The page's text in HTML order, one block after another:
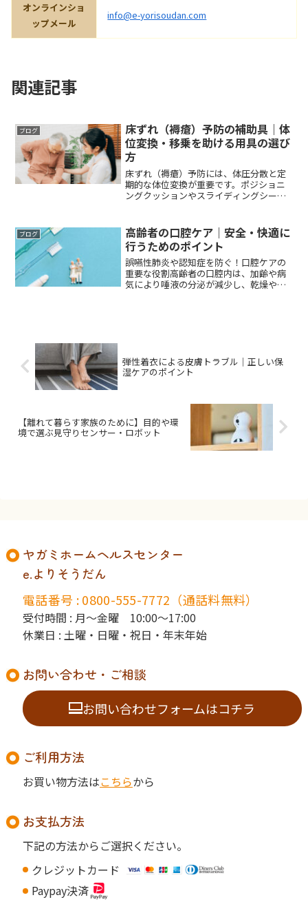
オンラインショ
ップメール
info@e-yorisoudan.com
関連記事
ブログ
床ずれ（褥瘡）予防の補助具｜体
位変換・移乗を助ける用具の選び
方
床ずれ（褥瘡）予防には、体圧分散と定
期的な体位変換が重要です。ポジショニ
ングクッションやスライディングシート
できます。各補助具の機能や選び方につ
いても解説します。
ブログ
高齢者の口腔ケア｜安全・快適に
行うためのポイント
誤嚥性肺炎や認知症を防ぐ！口腔ケアの
重要な役割高齢者の口腔内は、加齢や病
気により唾液の分泌が減少し、乾燥や細
弾性着衣による皮膚トラブル｜正しい保
湿ケアのポイント
【離れて暮らす家族のために】目的や環
境で選ぶ見守りセンサー・ロボット
ヤガミホームヘルスセンター
e.よりそうだん
電話番号 : 0800-555-7772（通話料無料）
受付時間 : 月〜金曜 10:00〜17:00
休業日 : 土曜・日曜・祝日・年末年始
お問い合わせ・ご相談
お問い合わせフォームはコチラ
ご利用方法
お買い物方法はこちらから
お支払方法
下記の方法からご選択ください。
クレジットカード
Paypay決済